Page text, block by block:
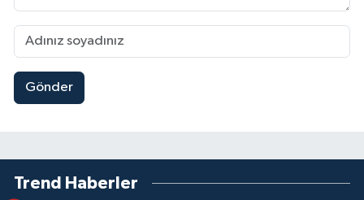
Gönder
Trend Haberler